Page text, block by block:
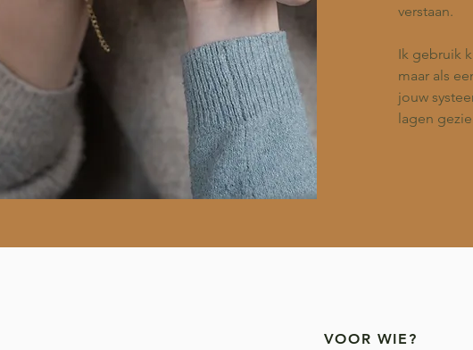
verstaan.
Ik gebruik
maar als
jouw
lagen
VOOR WIE?